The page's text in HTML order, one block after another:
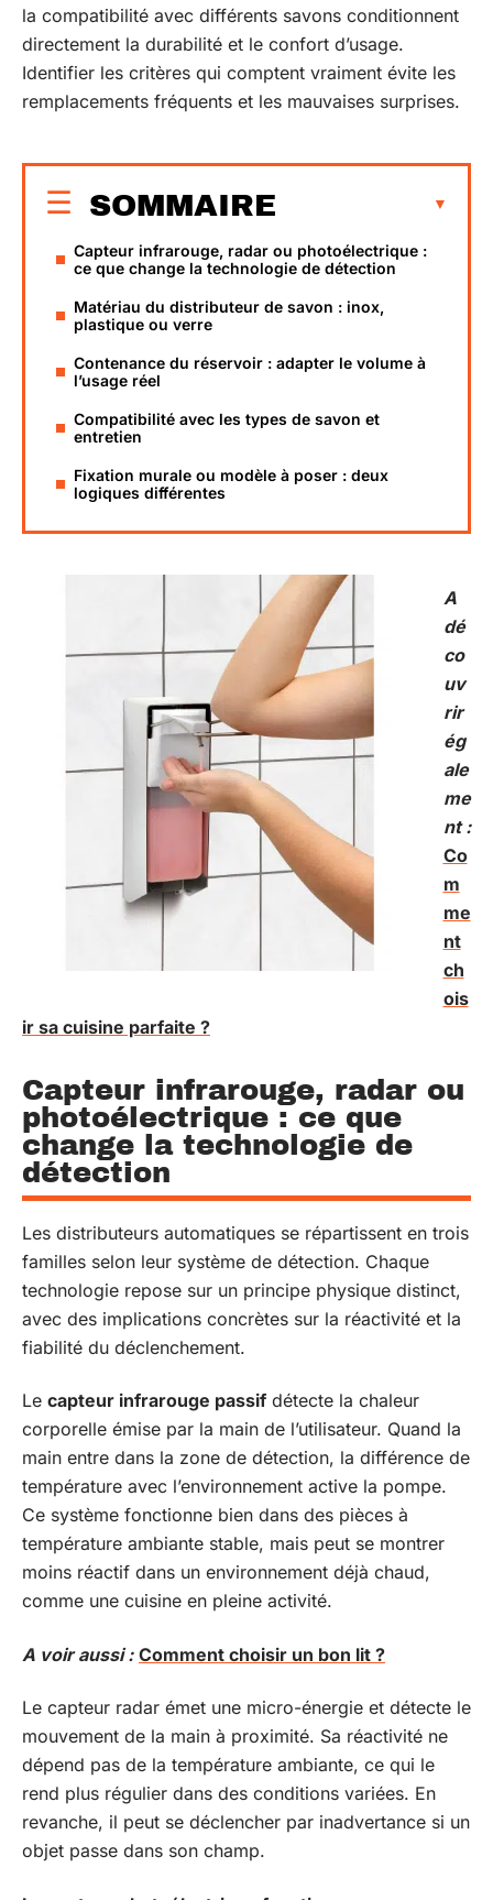
la compatibilité avec différents savons conditionnent
directement la durabilité et le confort d’usage.
Identifier les critères qui comptent vraiment évite les
remplacements fréquents et les mauvaises surprises.
SOMMAIRE
Capteur infrarouge, radar ou photoélectrique :
ce que change la technologie de détection
Matériau du distributeur de savon : inox,
plastique ou verre
Contenance du réservoir : adapter le volume à
l’usage réel
Compatibilité avec les types de savon et
entretien
Fixation murale ou modèle à poser : deux
logiques différentes
A
dé
co
uv
rir
ég
ale
me
nt :
Co
m
me
nt
ch
ois
ir sa cuisine parfaite ?
Capteur infrarouge, radar ou
photoélectrique : ce que
change la technologie de
détection
Les distributeurs automatiques se répartissent en trois
familles selon leur système de détection. Chaque
technologie repose sur un principe physique distinct,
avec des implications concrètes sur la réactivité et la
fiabilité du déclenchement.
Le capteur infrarouge passif détecte la chaleur
corporelle émise par la main de l’utilisateur. Quand la
main entre dans la zone de détection, la différence de
température avec l’environnement active la pompe.
Ce système fonctionne bien dans des pièces à
température ambiante stable, mais peut se montrer
moins réactif dans un environnement déjà chaud,
comme une cuisine en pleine activité.
A voir aussi : Comment choisir un bon lit ?
Le capteur radar émet une micro-énergie et détecte le
mouvement de la main à proximité. Sa réactivité ne
dépend pas de la température ambiante, ce qui le
rend plus régulier dans des conditions variées. En
revanche, il peut se déclencher par inadvertance si un
objet passe dans son champ.